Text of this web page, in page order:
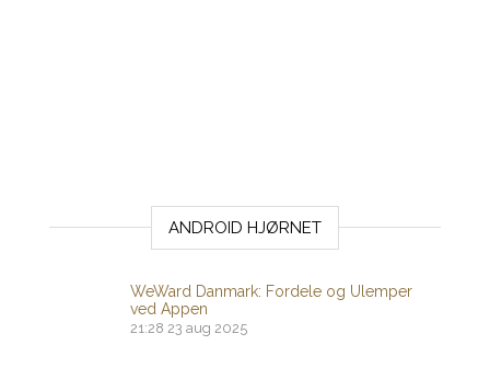
ANDROID HJØRNET
WeWard Danmark: Fordele og Ulemper
ved Appen
21:28 23 aug 2025